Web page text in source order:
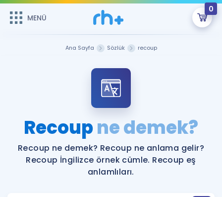
MENÜ
0
Şifremi Hatırlamıyorum
ÜYE DEĞİLİM
Sepetin Şu An Boş.
Remzi Hoca ile seni sınava hazırlayacak onlarca eğitim seni
bekliyor!
MENÜ
Katılımcı Görüşleri
Faydalı Araçlar
Ana Sayfa Sözlük recoup
Recoupne demek?
Recoup ne demek? Recoup ne anlama gelir?
Recoup İngilizce örnek cümle. Recoup eş
anlamlıları.